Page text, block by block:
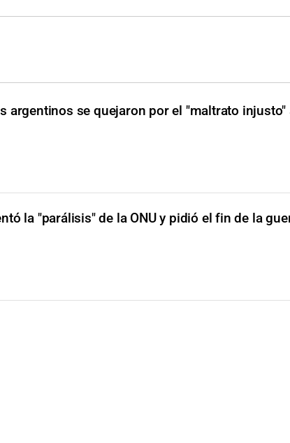
argentinos se quejaron por el "maltrato injusto"
la "parálisis" de la ONU y pidió el fin de la